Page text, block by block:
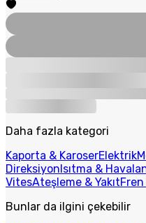
Daha fazla kategori
Kaporta & KaroserElektrik
DireksiyonIsıtma &
VitesAteşleme & Yakıt
Bunlar da ilgini çekebilir